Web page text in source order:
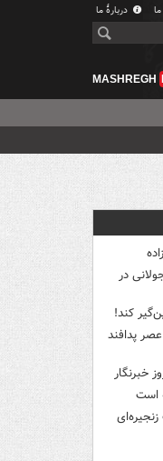
دربارهٔ ما
MASHREGH
در
کند!
و پایان عصر پدافند
خبرنگار
است